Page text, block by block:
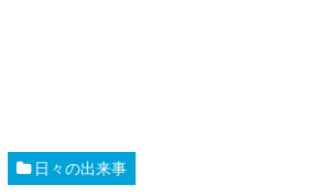
日々の出来事